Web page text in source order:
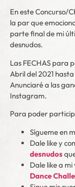
En este Concurso/
la par que
parte final de mi
desnudos.
Las FECHAS para
Abril del 2021
Anunciaré a las
Instagram.
Para poder
Sígueme en
Dale like y
desnudos
Dale like a
Dance